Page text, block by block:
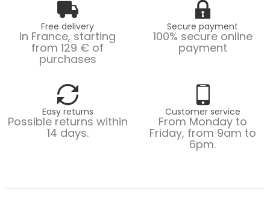
Free delivery
In France, starting
from 129 € of
purchases
Secure payment
100% secure online
payment
Easy returns
Possible returns within
14 days.
Customer service
From Monday to
Friday, from 9am to
6pm.